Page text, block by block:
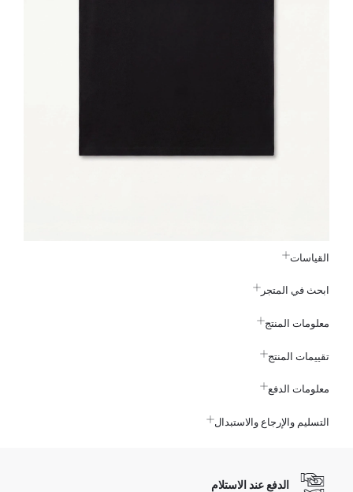
القياسات
ابحث في المتجر
معلومات المنتج
تقييمات المنتج
معلومات الدفع
التسليم والإرجاع والاستبدال
الدفع عند الاستلام